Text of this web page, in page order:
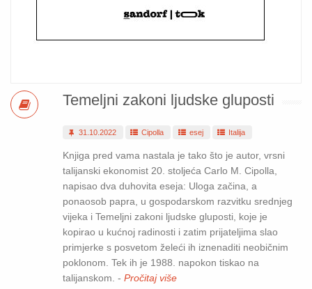
Temeljni zakoni ljudske gluposti
31.10.2022 Cipolla esej Italija
Knjiga pred vama nastala je tako što je autor, vrsni
talijanski ekonomist 20. stoljeća Carlo M. Cipolla,
napisao dva duhovita eseja: Uloga začina, a
ponaosob papra, u gospodarskom razvitku srednjeg
vijeka i Temeljni zakoni ljudske gluposti, koje je
kopirao u kućnoj radinosti i zatim prijateljima slao
primjerke s posvetom želeći ih iznenaditi neobičnim
poklonom. Tek ih je 1988. napokon tiskao na
talijanskom. - Pročitaj više